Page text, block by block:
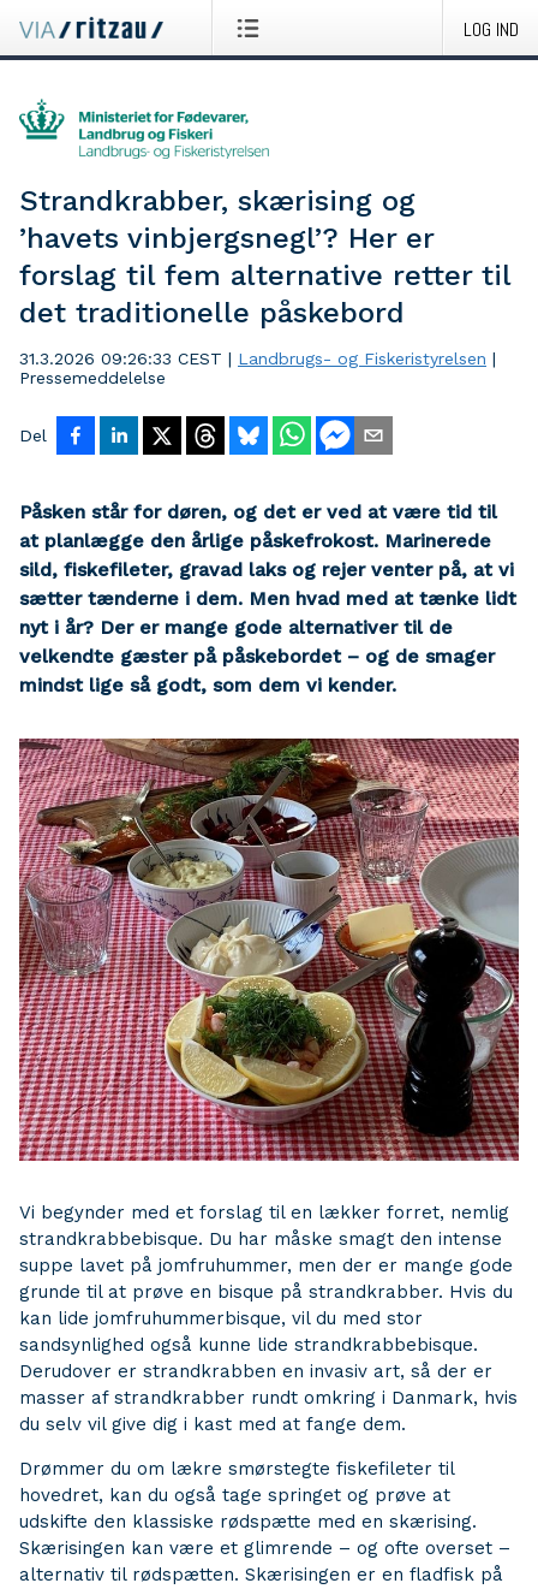
LOG IND
Strandkrabber, skærising og
’havets vinbjergsnegl’? Her er
forslag til fem alternative retter til
det traditionelle påskebord
31.3.2026 09:26:33 CEST | Landbrugs- og Fiskeristyrelsen |
Pressemeddelelse
Del
Påsken står for døren, og det er ved at være tid til
at planlægge den årlige påskefrokost. Marinerede
sild, fiskefileter, gravad laks og rejer venter på, at vi
sætter tænderne i dem. Men hvad med at tænke lidt
nyt i år? Der er mange gode alternativer til de
velkendte gæster på påskebordet – og de smager
mindst lige så godt, som dem vi kender.
Vi begynder med et forslag til en lækker forret, nemlig
strandkrabbebisque. Du har måske smagt den intense
suppe lavet på jomfruhummer, men der er mange gode
grunde til at prøve en bisque på strandkrabber. Hvis du
kan lide jomfruhummerbisque, vil du med stor
sandsynlighed også kunne lide strandkrabbebisque.
Derudover er strandkrabben en invasiv art, så der er
masser af strandkrabber rundt omkring i Danmark, hvis
du selv vil give dig i kast med at fange dem.
Drømmer du om lækre smørstegte fiskefileter til
hovedret, kan du også tage springet og prøve at
udskifte den klassiske rødspætte med en skærising.
Skærisingen kan være et glimrende – og ofte overset –
alternativ til rødspætten. Skærisingen er en fladfisk på